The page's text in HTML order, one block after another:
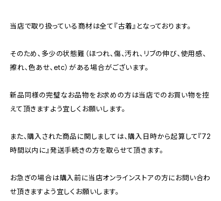
当店で取り扱っている商材は全て『古着』となっております。
そのため、多少の状態難（ほつれ、傷、汚れ、リブの伸び、使用感、
擦れ、色あせ、etc）がある場合がございます。
新品同様の完璧なお品物をお求めの方は当店でのお買い物を控
えて頂きますよう宜しくお願いします。
また、購入された商品に関しましては、購入日時から起算して『72
時間以内に』発送手続きの方を取らせて頂きます。
お急ぎの場合は購入前に当店オンラインストアの方にお問い合わ
せ頂きますよう宜しくお願いします。